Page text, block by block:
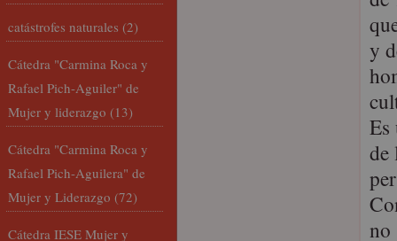
y
Es
de
no
catástrofes naturales (2)
Cátedra "Carmina Roca y
Rafael Pich-Aguiler" de
Mujer y liderazgo (13)
Cátedra "Carmina Roca y
Rafael Pich-Aguilera" de
Mujer y Liderazgo (72)
Cátedra IESE Mujer y